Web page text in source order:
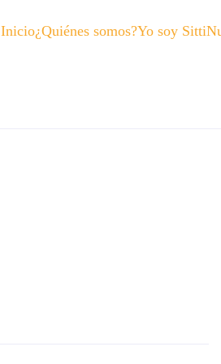
Inicio¿Quiénes somos?Yo soy Sitti